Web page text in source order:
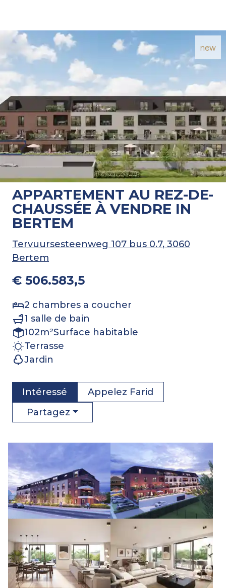
new
APPARTEMENT AU REZ-DE-
CHAUSSÉE À VENDRE IN
BERTEM
Tervuursesteenweg 107 bus 0.7, 3060
Bertem
€ 506.583,5
2 chambres a coucher
1 salle de bain
102m²Surface habitable
Terrasse
Jardin
Intéressé Appelez Farid
Partagez